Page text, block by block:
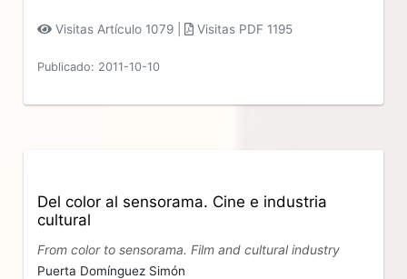
Visitas Artículo 1079 | Visitas PDF 1195
Publicado: 2011-10-10
Del color al sensorama. Cine e industria
cultural
From color to sensorama. Film and cultural industry
Puerta Domínguez Simón